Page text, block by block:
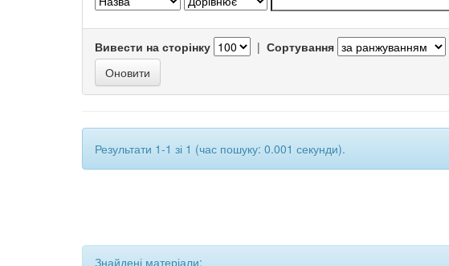
Вивести на сторінку | Сортування
Результати 1-1 зі 1 (час пошуку: 0.001 секунди).
Знайдені матеріали: